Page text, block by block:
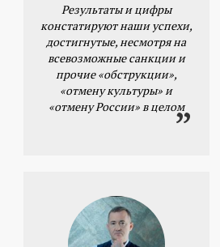
Результаты и цифры
констатируют наши успехи,
достигнутые, несмотря на
всевозможные санкции и
прочие «обструкции»,
«отмену культуры» и
«отмену России» в целом